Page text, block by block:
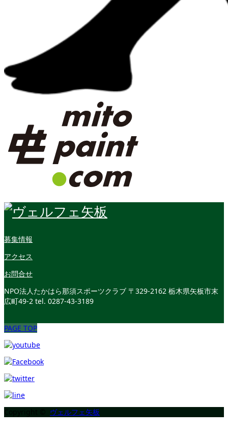
募集情報
アクセス
お問合せ
NPO法人たかはら那須スポーツクラブ 〒329-2162 栃木県矢板市末
広町49-2 tel. 0287-43-3189
PAGE TOP
ヴェルフェ矢板